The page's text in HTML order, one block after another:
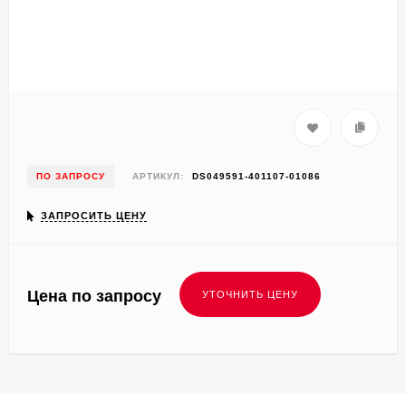
ПО ЗАПРОСУ АРТИКУЛ: DS049591-401107-01086
ЗАПРОСИТЬ ЦЕНУ
Цена по запросу